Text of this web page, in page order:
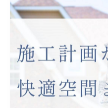
さを保つコツです。
外壁屋根塗装時に推
ナンス
外壁屋根塗装中や直後に
しっかり行うことが推奨
エアコンのフィルターや